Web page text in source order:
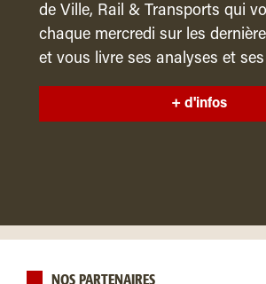
de Ville, Rail & Transports qui
chaque mercredi sur les
et vous livre ses analyses et
+ d'infos
NOS PARTENAIRES